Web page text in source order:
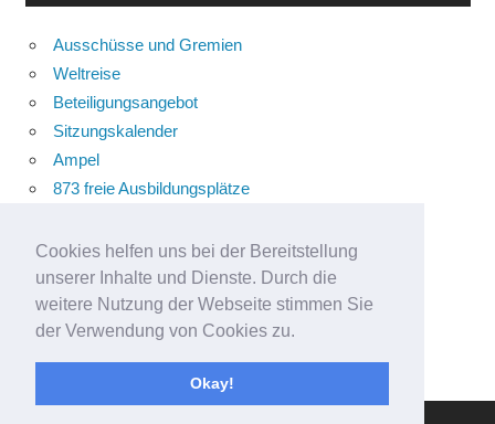
Cookies helfen uns bei der Bereitstellung
unserer Inhalte und Dienste. Durch die
weitere Nutzung der Webseite stimmen Sie
der Verwendung von Cookies zu.
Okay!
Ausschüsse und Gremien
Weltreise
Beteiligungsangebot
Sitzungskalender
Ampel
873 freie Ausbildungsplätze
Aktuelle Verkehrsmeldungen
Terracliff
Wärmeplanung
Demokratie-Tag 2026
Neuer Jahrgang